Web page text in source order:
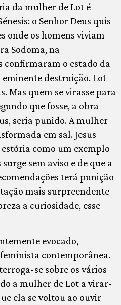
da mulher de Lot é
o Senhor Deus quis
onde os homens viviam
Sodoma, na
confirmaram o estado da
destruição. Lot
Mas quem se virasse para
que fosse, a obra
seria punido. A mulher
em sal. Jesus
como um exemplo
sem aviso e de que a
terá punição
mais surpreendente
a curiosidade, esse
evocado,
contemporânea.
se sobre os vários
a mulher de Lot a virar-
ela se voltou ao ouvir